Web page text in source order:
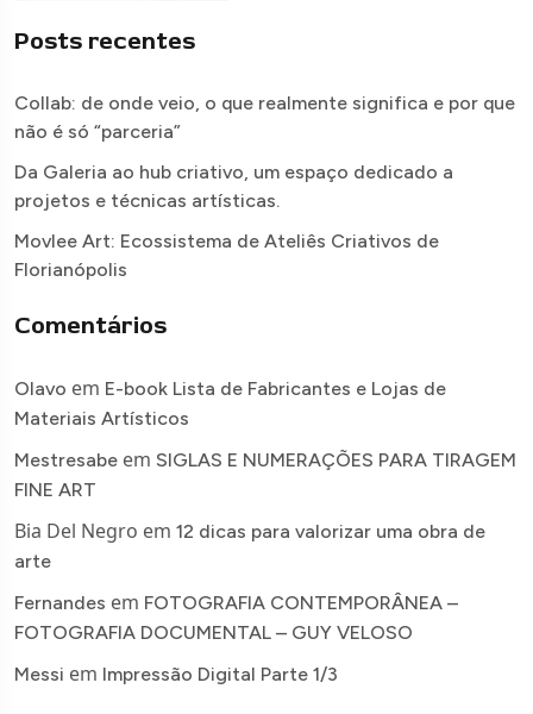
Posts recentes
Collab: de onde veio, o que realmente significa e por que
não é só “parceria”
Da Galeria ao hub criativo, um espaço dedicado a
projetos e técnicas artísticas.
Movlee Art: Ecossistema de Ateliês Criativos de
Florianópolis
Comentários
Olavo em E-book Lista de Fabricantes e Lojas de
Materiais Artísticos
Mestresabe em SIGLAS E NUMERAÇÕES PARA TIRAGEM
FINE ART
Bia Del Negro em 12 dicas para valorizar uma obra de
arte
Fernandes em FOTOGRAFIA CONTEMPORÂNEA –
FOTOGRAFIA DOCUMENTAL – GUY VELOSO
Messi em Impressão Digital Parte 1/3